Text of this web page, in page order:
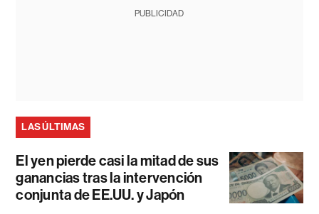
PUBLICIDAD
LAS ÚLTIMAS
El yen pierde casi la mitad de sus
ganancias tras la intervención
conjunta de EE.UU. y Japón